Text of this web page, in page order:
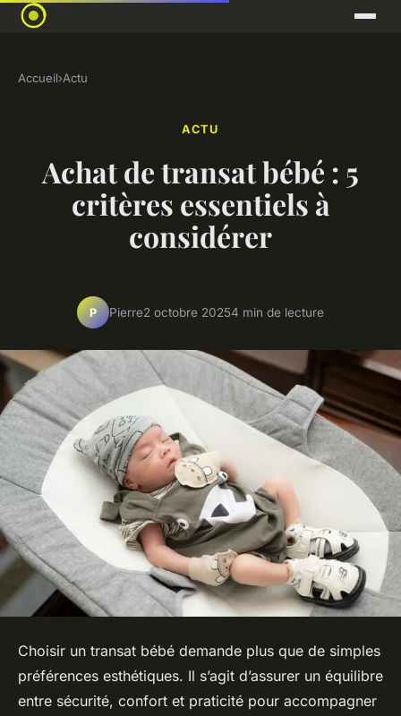
Accueil›Actu
ACTU
Achat de transat bébé : 5
critères essentiels à
considérer
P Pierre2 octobre 20254 min de lecture
Choisir un transat bébé demande plus que de simples
préférences esthétiques. Il s’agit d’assurer un équilibre
entre sécurité, confort et praticité pour accompagner